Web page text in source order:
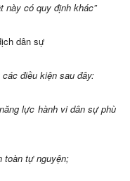
có quy định khác”
dân sự
điều kiện sau đây:
lực hành vi dân sự phù
toàn tự nguyện;